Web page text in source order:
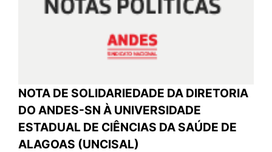
NOTA DE SOLIDARIEDADE DA DIRETORIA
DO ANDES-SN À UNIVERSIDADE
ESTADUAL DE CIÊNCIAS DA SAÚDE DE
ALAGOAS (UNCISAL)